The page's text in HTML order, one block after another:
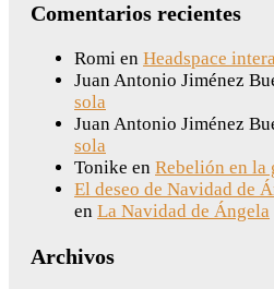
Comentarios recientes
Romi en Headspace
Juan Antonio Jiménez
sola
Juan Antonio Jiménez
sola
Tonike en Rebelión en la
El deseo de Navidad de
en La Navidad de Ángela
Archivos